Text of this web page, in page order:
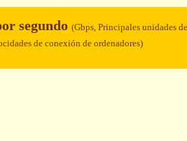
segundo (Gbps, Principales unidades
de conexión de ordenadores)